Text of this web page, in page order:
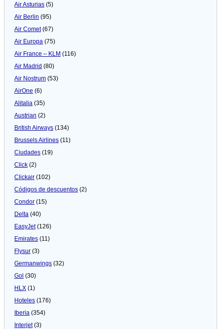
Air Asturias (5)
Air Berlin (95)
Air Comet(67)
Air Europa (75)
Air France – KLM (116)
Air Madrid (80)
Air Nostrum (53)
AirOne (6)
Alitalia (35)
Austrian (2)
British Airways (134)
Brussels Airlines (11)
Ciudades (19)
Click (2)
Clickair (102)
Códigos de descuentos (2)
Condor (15)
Delta (40)
EasyJet(126)
Emirates (11)
Flysur (3)
Germanwings (32)
Gol (30)
HLX (1)
Hoteles (176)
Iberia (354)
Interjet(3)